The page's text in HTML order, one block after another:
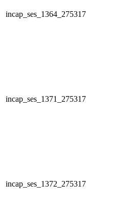
incap_ses_1364_275317
incap_ses_1371_275317
incap_ses_1372_275317